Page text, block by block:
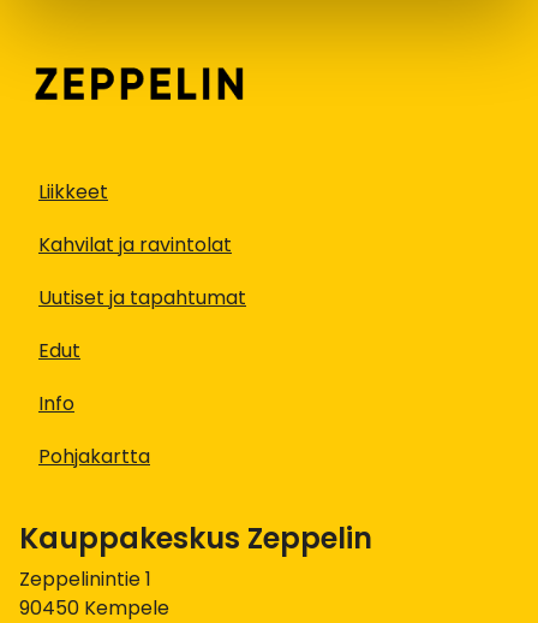
Liikkeet
Kahvilat ja ravintolat
Uutiset ja tapahtumat
Edut
Info
Pohjakartta
Kauppakeskus Zeppelin
Zeppelinintie 1
90450 Kempele